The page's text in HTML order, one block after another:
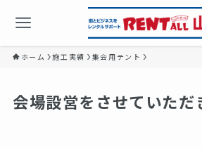
ホーム 施工実績 集会用テント
会場設営をさせていただ